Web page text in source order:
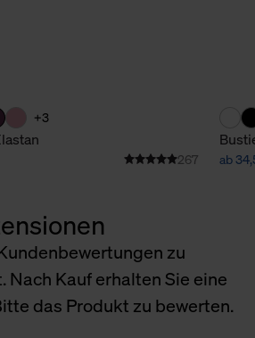
+3
267 ab
zu
Nach Kauf erhalten Sie eine
das Produkt zu bewerten.